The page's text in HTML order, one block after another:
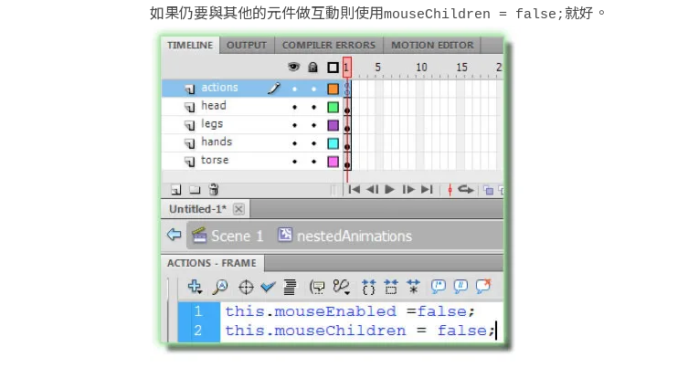
如果仍要與其他的元件做互動則使用mouseChildren = false; 就好。